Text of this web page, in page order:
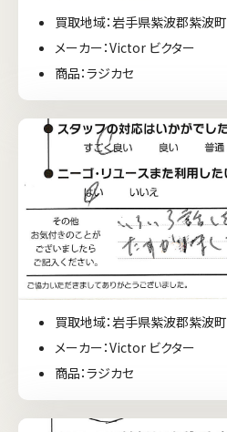
買取地域：岩手県紫波郡紫波町
メーカー：Victor ビクター
商品：ラジカセ
買取地域：岩手県紫波郡紫波町
メーカー：Victor ビクター
商品：ラジカセ